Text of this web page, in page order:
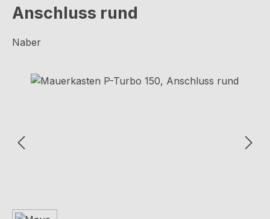
Anschluss rund
Naber
Bildergalerie überspringen